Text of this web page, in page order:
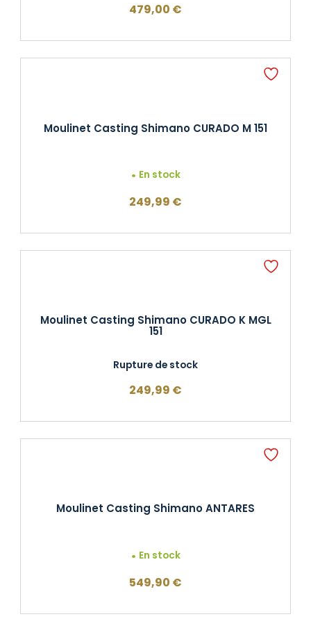
479,00 €
Moulinet Casting Shimano CURADO M 151
En stock
249,99 €
Moulinet Casting Shimano CURADO K MGL
151
Rupture de stock
249,99 €
Moulinet Casting Shimano ANTARES
En stock
549,90 €